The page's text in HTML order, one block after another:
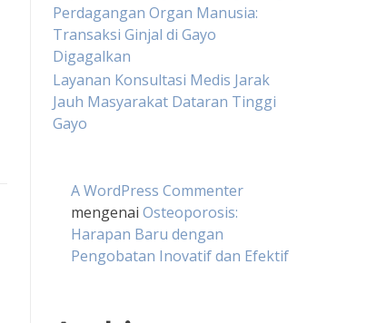
Perdagangan Organ Manusia:
Transaksi Ginjal di Gayo
Digagalkan
Layanan Konsultasi Medis Jarak
Jauh Masyarakat Dataran Tinggi
Gayo
A WordPress Commenter
mengenai Osteoporosis:
Harapan Baru dengan
Pengobatan Inovatif dan Efektif